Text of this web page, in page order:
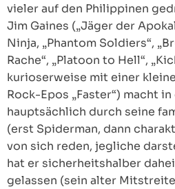
vieler auf den Philippinen
Jim Gaines („Jäger der
Ninja, „Phantom Soldiers“,
Rache“, „Platoon to Hell“,
kurioserweise mit einer
Rock-Epos „Faster“) macht
hauptsächlich durch seine
(erst Spiderman, dann
von sich reden, jegliche
hat er sicherheitshalber
gelassen (sein alter